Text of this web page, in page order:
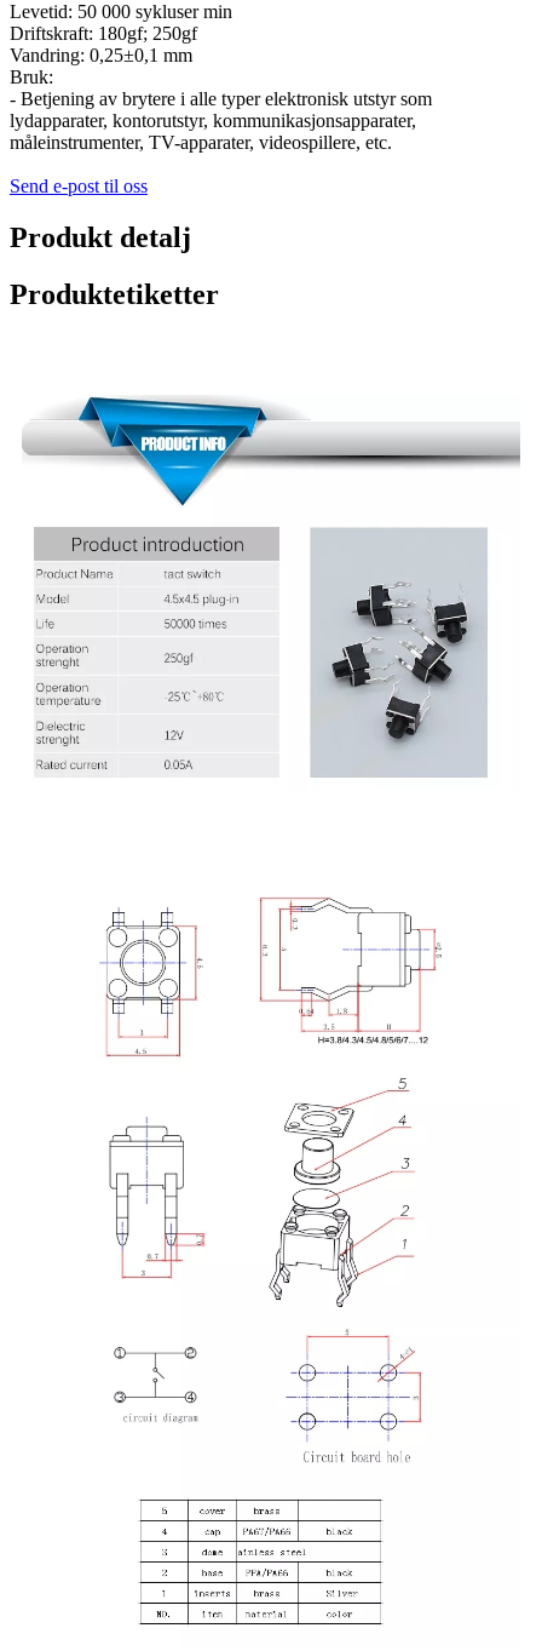
Levetid: 50 000 sykluser min
Driftskraft: 180gf; 250gf
Vandring: 0,25±0,1 mm
Bruk:
- Betjening av brytere i alle typer elektronisk utstyr som
lydapparater, kontorutstyr, kommunikasjonsapparater,
måleinstrumenter, TV-apparater, videospillere, etc.
Send e-post til oss
Produkt detalj
Produktetiketter